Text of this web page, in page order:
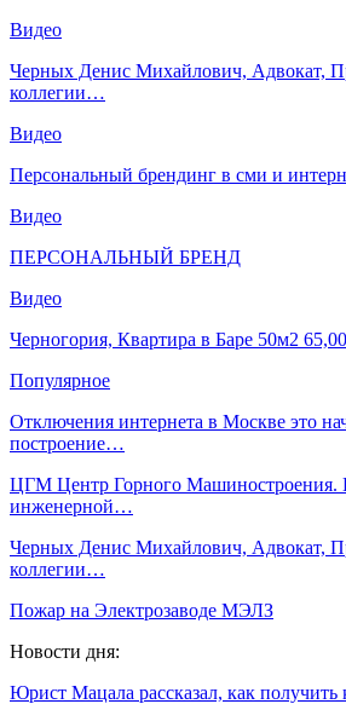
Видео
Черных Денис Михайлович, Адвокат,
коллегии…
Видео
Персональный брендинг в сми и
Видео
ПЕРСОНАЛЬНЫЙ БРЕНД
Видео
Черногория, Квартира в Баре 50м2
Популярное
Отключения интернета в Москве это
построение…
ЦГМ Центр Горного Машиностроения.
инженерной…
Черных Денис Михайлович, Адвокат,
коллегии…
Пожар на Электрозаводе МЭЛЗ
Новости дня:
Юрист Мацала рассказал, как